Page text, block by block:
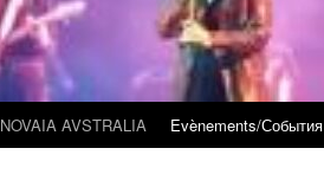
NOVAIA AVSTRALIA Evènements/События